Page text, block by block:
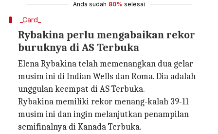
Anda sudah 80% selesai
_Card_
Rybakina perlu mengabaikan rekor
buruknya di AS Terbuka
Elena Rybakina telah memenangkan dua gelar
musim ini di Indian Wells dan Roma. Dia adalah
unggulan keempat di AS Terbuka.
Rybakina memiliki rekor menang-kalah 39-11
musim ini dan ingin melanjutkan penampilan
semifinalnya di Kanada Terbuka.